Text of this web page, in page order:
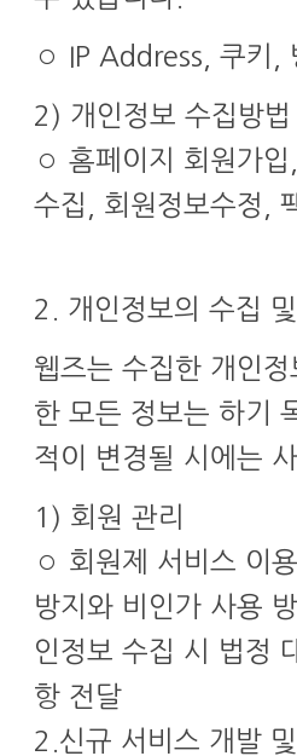
◦ IP Address, 쿠키,
2) 개인정보 수집방법
◦ 홈페이지 회원가
수집, 회원정보수정,
2. 개인정보의 수집
웹즈는 수집한 개인
한 모든 정보는 하기
적이 변경될 시에는
1) 회원 관리
◦ 회원제 서비스 이
방지와 비인가 사용
인정보 수집 시 법정
항 전달
2.신규 서비스 개발